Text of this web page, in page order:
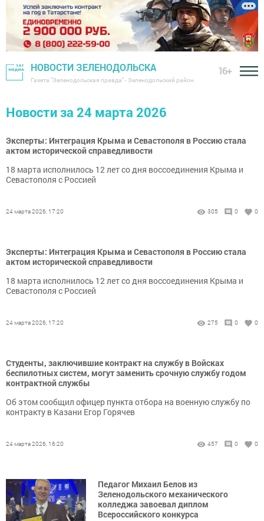
НОВОСТИ ЗЕЛЕНОДОЛЬСКА
Газета "Зеленодольская правда" - Зеленодольский район
16+
Новости за 24 марта 2026
Эксперты: Интеграция Крыма и Севастополя в Россию стала
актом исторической справедливости
18 марта исполнилось 12 лет со дня воссоединения Крыма и
Севастополя с Россией
24 марта 2026, 17:20 305 0 0
Эксперты: Интеграция Крыма и Севастополя в Россию стала
актом исторической справедливости
18 марта исполнилось 12 лет со дня воссоединения Крыма и
Севастополя с Россией
24 марта 2026, 17:20 275 0 0
Студенты, заключившие контракт на службу в Войсках
беспилотных систем, могут заменить срочную службу годом
контрактной службы
Об этом сообщил офицер пункта отбора на военную службу по
контракту в Казани Егор Горячев
24 марта 2026, 16:20 457 0 0
Педагог Михаил Белов из
Зеленодольского механического
колледжа завоевал диплом
Всероссийского конкурса